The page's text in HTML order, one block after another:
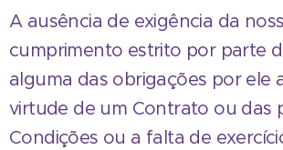
A ausência de exigência da
cumprimento estrito por parte
alguma das obrigações por ele
virtude de um Contrato ou das
Condições ou a falta de